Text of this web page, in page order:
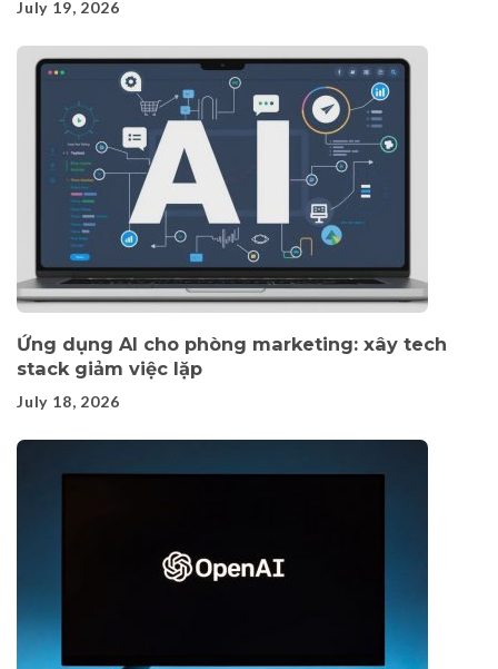
July 19, 2026
Ứng dụng AI cho phòng marketing: xây tech
stack giảm việc lặp
July 18, 2026